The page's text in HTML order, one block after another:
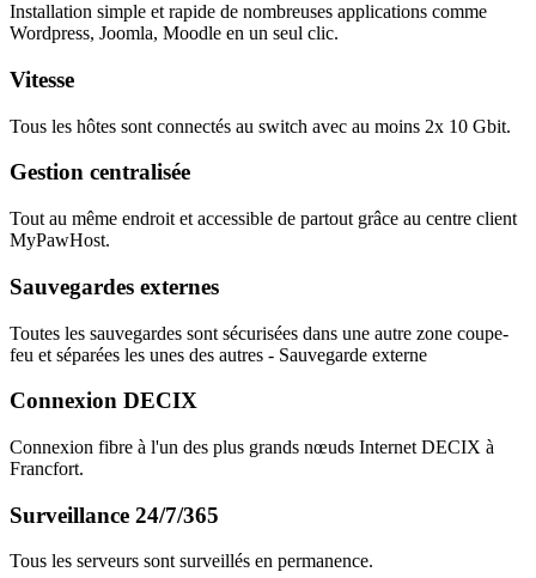
Installation simple et rapide de nombreuses applications comme
Wordpress, Joomla, Moodle en un seul clic.
Vitesse
Tous les hôtes sont connectés au switch avec au moins 2x 10 Gbit.
Gestion centralisée
Tout au même endroit et accessible de partout grâce au centre client
MyPawHost.
Sauvegardes externes
Toutes les sauvegardes sont sécurisées dans une autre zone coupe-
feu et séparées les unes des autres - Sauvegarde externe
Connexion DECIX
Connexion fibre à l'un des plus grands nœuds Internet DECIX à
Francfort.
Surveillance 24/7/365
Tous les serveurs sont surveillés en permanence.